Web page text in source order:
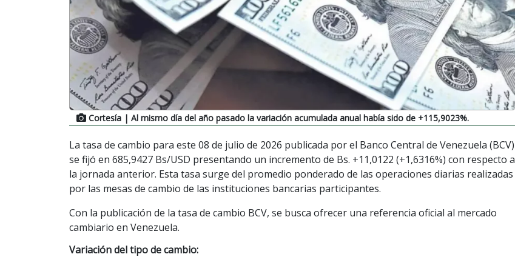
Cortesía | Al mismo día del año pasado la variación acumulada anual había sido de +115,9023%.
La tasa de cambio para este 08 de julio de 2026 publicada por el Banco Central de Venezuela (BCV)
se fijó en 685,9427 Bs/USD presentando un incremento de Bs. +11,0122 (+1,6316%) con respecto a
la jornada anterior. Esta tasa surge del promedio ponderado de las operaciones diarias realizadas
por las mesas de cambio de las instituciones bancarias participantes.
Con la publicación de la tasa de cambio BCV, se busca ofrecer una referencia oficial al mercado
cambiario en Venezuela.
Variación del tipo de cambio: